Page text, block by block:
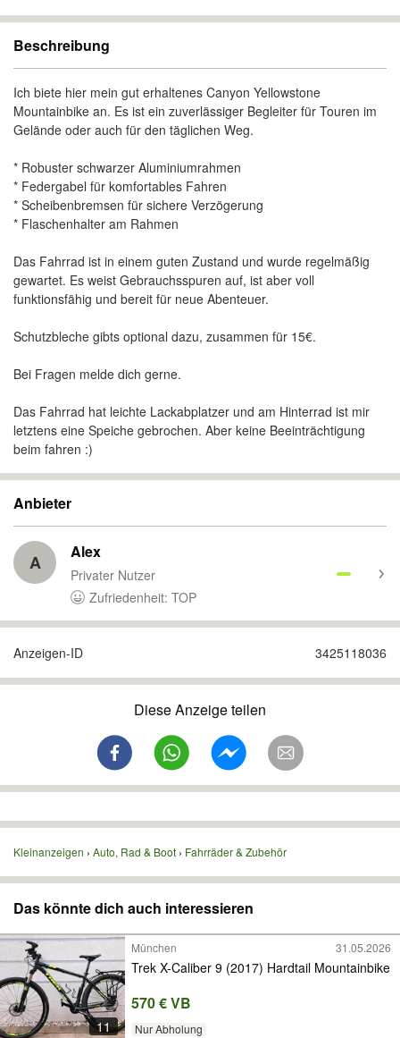
Beschreibung
Ich biete hier mein gut erhaltenes Canyon Yellowstone
Mountainbike an. Es ist ein zuverlässiger Begleiter für Touren im
Gelände oder auch für den täglichen Weg.
* Robuster schwarzer Aluminiumrahmen
* Federgabel für komfortables Fahren
* Scheibenbremsen für sichere Verzögerung
* Flaschenhalter am Rahmen
Das Fahrrad ist in einem guten Zustand und wurde regelmäßig
gewartet. Es weist Gebrauchsspuren auf, ist aber voll
funktionsfähig und bereit für neue Abenteuer.
Schutzbleche gibts optional dazu, zusammen für 15€.
Bei Fragen melde dich gerne.
Das Fahrrad hat leichte Lackabplatzer und am Hinterrad ist mir
letztens eine Speiche gebrochen. Aber keine Beeinträchtigung
beim fahren :)
Anbieter
A Alex
Privater Nutzer
Zufriedenheit: TOP
Anzeigen-ID 3425118036
Diese Anzeige teilen
Kleinanzeigen Auto, Rad & Boot Fahrräder & Zubehör
Das könnte dich auch interessieren
11
München 31.05.2026
Trek X-Caliber 9 (2017) Hardtail Mountainbike
570 € VB
Nur Abholung